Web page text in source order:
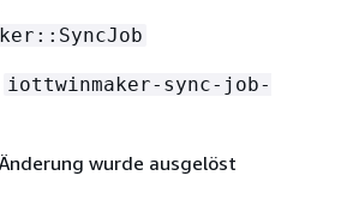
iottwinmaker-sync-job-
Änderung wurde ausgelöst